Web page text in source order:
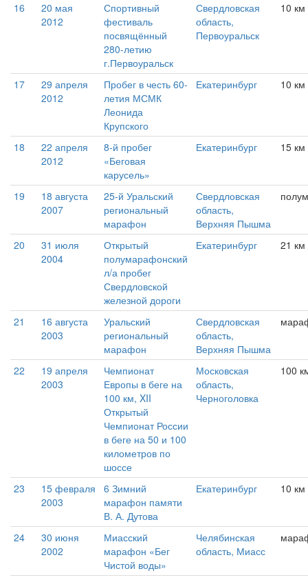
16
20 мая
2012
Спортивный
фестиваль
посвящённый
280-летию
г.Первоуральск
Свердловская
область,
Первоуральск
10 км
17
29 апреля
2012
Пробег в честь 60-
летия МСМК
Леонида
Крупского
Екатеринбург 10 км
18
22 апреля
2012
8-й пробег
«Беговая
карусель»
Екатеринбург 15 км
19
18 августа
2007
25-й Уральский
региональный
марафон
Свердловская
область,
Верхняя Пышма
20
31 июля
2004
Открытый
полумарафонский
л/а пробег
Свердловской
железной дороги
Екатеринбург 21 км
21
16 августа
2003
Уральский
региональный
марафон
Свердловская
область,
Верхняя Пышма
22
19 апреля
2003
Чемпионат
Европы в беге на
100 км, XII
Открытый
Чемпионат России
в беге на 50 и 100
километров по
шоссе
Московская
область,
Черноголовка
100
23
15 февраля
2003
6 Зимний
марафон памяти
В. А. Дутова
Екатеринбург 10 км
24
30 июня
2002
Миасский
марафон «Бег
Чистой воды»
Челябинская
область, Миасс